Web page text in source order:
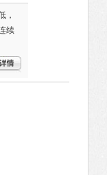
，
续